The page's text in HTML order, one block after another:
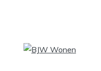
inhoud